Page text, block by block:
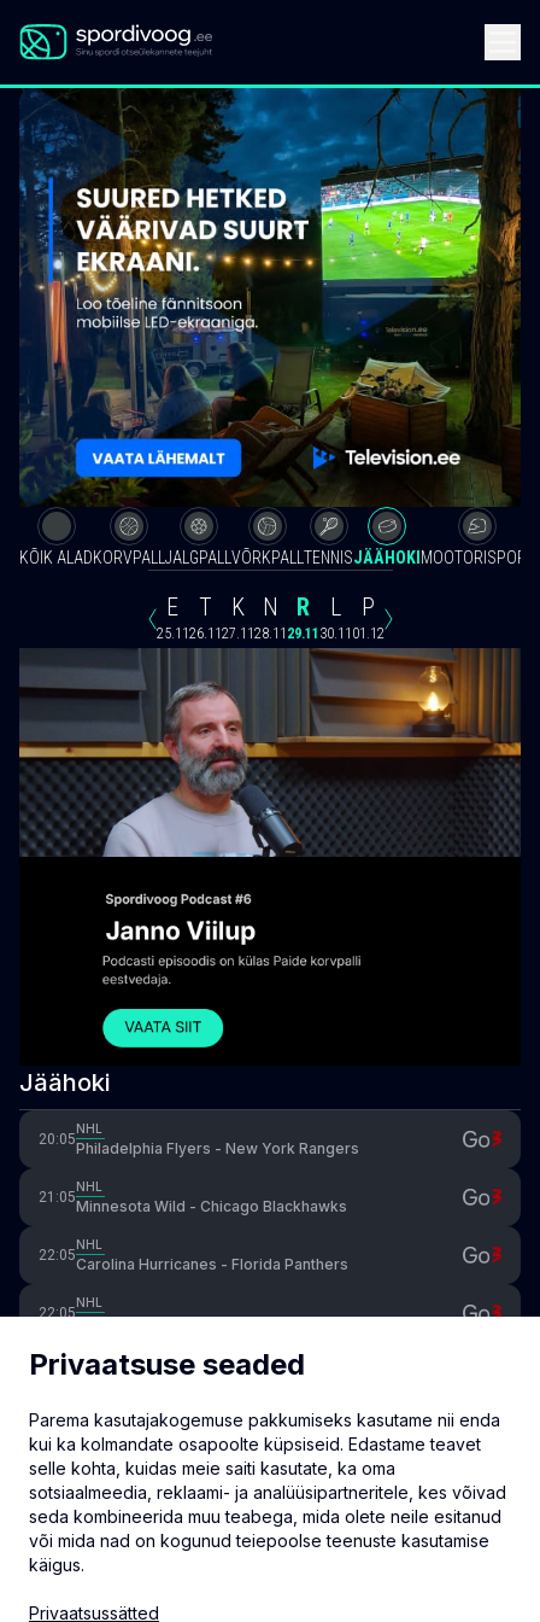
KÕIK ALADKORVPALL JALGPALL VÕRKPALL TENNISJÄÄHOKI MOOTORISPORT
E
25.11
T
26.11
K
27.11
N
28.11
R
29.11
L
30.11
P
01.12
Jäähoki
20:05
NHL
Philadelphia Flyers - New York Rangers
21:05
NHL
Minnesota Wild - Chicago Blackhawks
22:05
NHL
Carolina Hurricanes - Florida Panthers
22:05
NHL
Detroit Red Wings - New Jersey Devils
22:05
NHL
Buffalo Sabres - Vancouver Canucks
22:05
NHL
Washington Capitals - New York Islanders
22:05
NHL
Columbus Blue Jackets - Calgary Flames
Privaatsuse seaded
Parema kasutajakogemuse pakkumiseks kasutame nii enda
kui ka kolmandate osapoolte küpsiseid. Edastame teavet
selle kohta, kuidas meie saiti kasutate, ka oma
sotsiaalmeedia, reklaami- ja analüüsipartneritele, kes võivad
seda kombineerida muu teabega, mida olete neile esitanud
või mida nad on kogunud teiepoolse teenuste kasutamise
käigus.
Privaatsussätted